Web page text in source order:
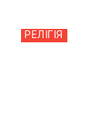
РЕЛІГІЯ